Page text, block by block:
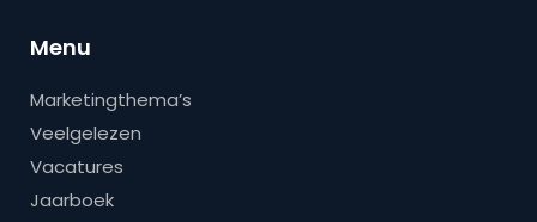
Menu
Marketingthema’s
Veelgelezen
Vacatures
Jaarboek